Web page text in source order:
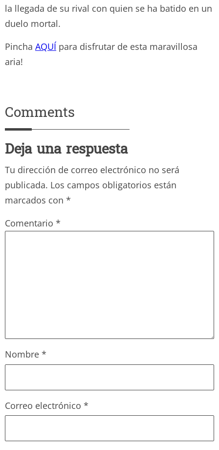
la llegada de su rival con quien se ha batido en un
duelo mortal.
Pincha AQUÍ para disfrutar de esta maravillosa
aria!
Comments
Deja una respuesta
Tu dirección de correo electrónico no será
publicada. Los campos obligatorios están
marcados con *
Comentario *
Nombre *
Correo electrónico *